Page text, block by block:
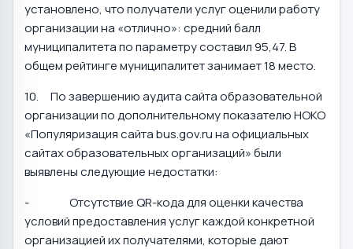
установлено, что получатели услуг оценили работу
организации на «отлично»: средний балл
муниципалитета по параметру составил 95,47. В
общем рейтинге муниципалитет занимает 18 место.
10. По завершению аудита сайта образовательной
организации по дополнительному показателю НОКО
«Популяризация сайта bus.gov.ru на официальных
сайтах образовательных организаций» были
выявлены следующие недостатки:
- Отсутствие QR-кода для оценки качества
условий предоставления услуг каждой конкретной
организацией их получателями, которые дают